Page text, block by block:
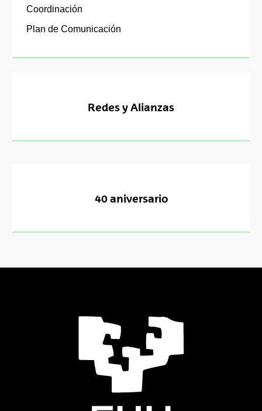
Coordinación
Plan de Comunicación
Redes y Alianzas
40 aniversario